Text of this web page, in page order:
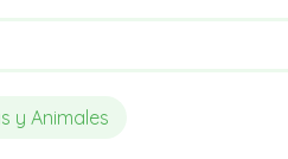
y Animales